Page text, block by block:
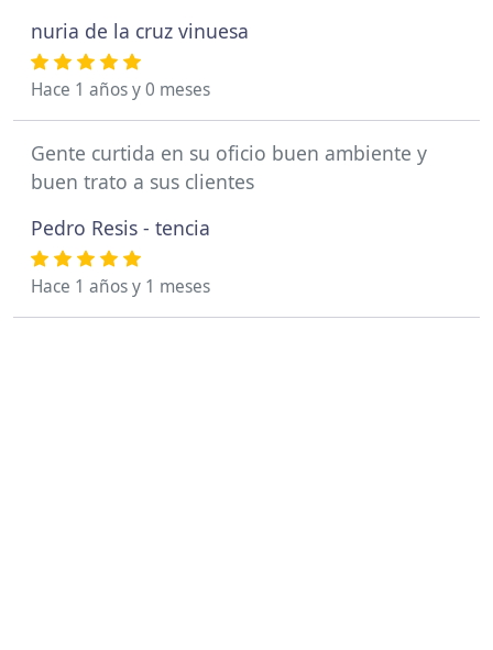
nuria de la cruz vinuesa
Hace 1 años y 0 meses
Gente curtida en su oficio buen ambiente y
buen trato a sus clientes
Pedro Resis - tencia
Hace 1 años y 1 meses